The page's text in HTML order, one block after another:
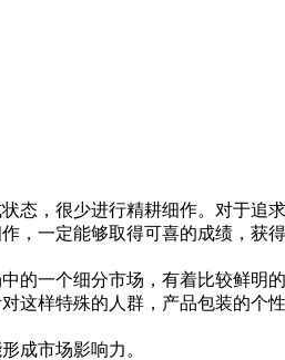
，很少进行精耕细作。对于追
，一定能够取得可喜的成绩，获得
一个细分市场，有着比较鲜明
这样特殊的人群，产品包装的个
成市场影响力。